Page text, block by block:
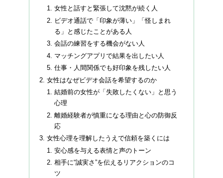
女性と話すと緊張して沈黙が続く人
ビデオ通話で「印象が薄い」「怪しまれ
る」と感じたことがある人
会話の練習をする機会がない人
マッチングアプリで結果を出したい人
仕事・人間関係でも好印象を残したい人
女性はなぜビデオ会話を希望するのか
結婚前の女性が「失敗したくない」と思う
心理
離婚経験者が慎重になる理由と心の防御反
応
女性心理を理解したうえで信頼を築くには
安心感を与える表情と声のトーン
相手に“誠実さ”を伝えるリアクションのコ
ツ